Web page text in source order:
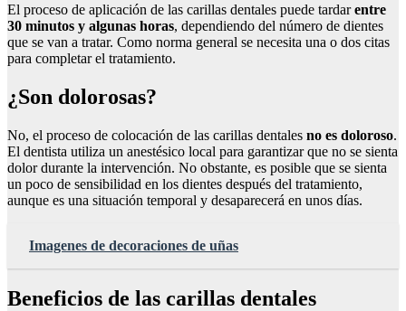
El proceso de aplicación de las carillas dentales puede tardarentre
30 minutos y algunas horas, dependiendo del número de dientes
que se van a tratar. Como norma general se necesita una o dos citas
para completar el tratamiento.
¿Son dolorosas?
No, el proceso de colocación de las carillas dentales no es doloroso.
El dentista utiliza un anestésico local para garantizar que no se sienta
dolor durante la intervención. No obstante, es posible que se sienta
un poco de sensibilidad en los dientes después del tratamiento,
aunque es una situación temporal y desaparecerá en unos días.
Imagenes de decoraciones de uñas
Beneficios de las carillas dentales